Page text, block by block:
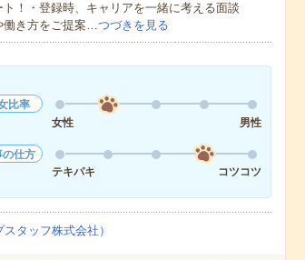
！・登録時、キャリアを一緒に考える面談
働き方をご提案…つづきを見る
比率
女性
男性
の仕方
テキパキ
コツコツ
タッフ株式会社）